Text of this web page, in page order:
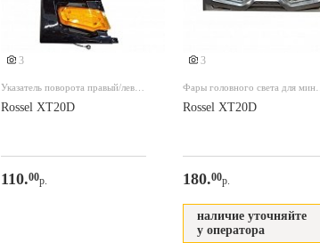
3
Указатель поворота правый/левый
Rossel XT20D
110.00р.
3
Фары головного света для мини-
Rossel XT20D
180.00р.
наличие уточняйте
у оператора